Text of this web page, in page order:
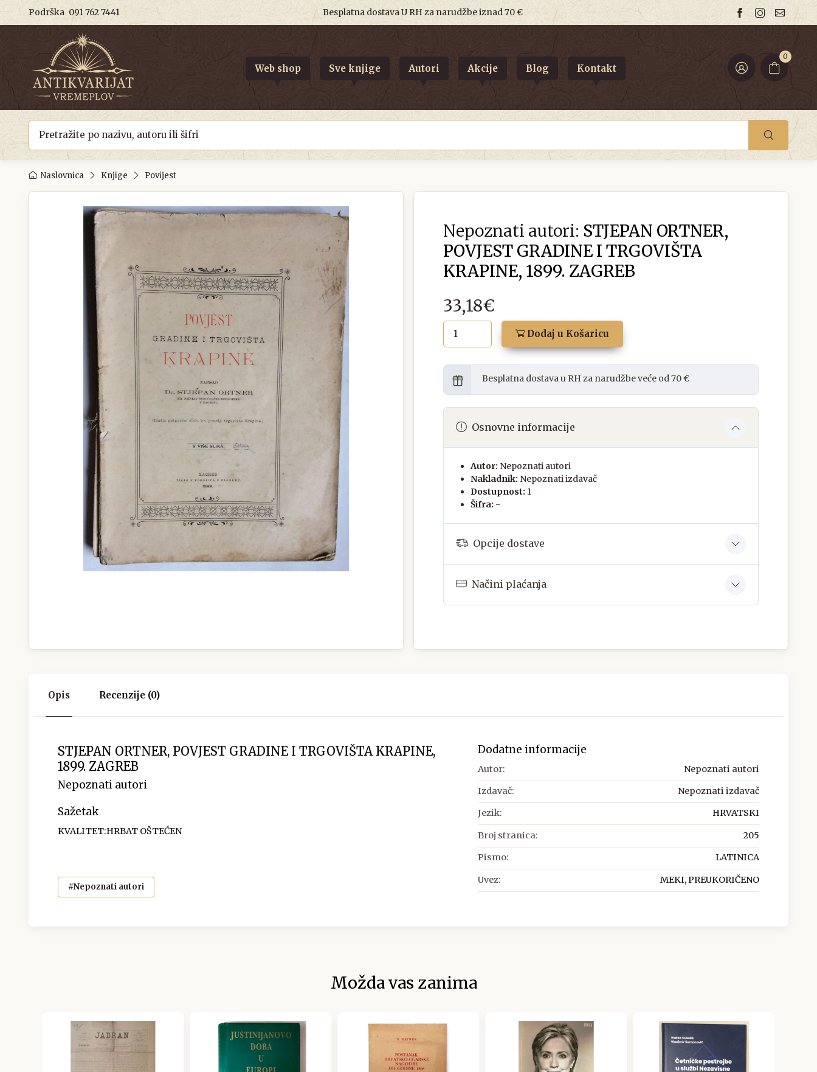
Podrška 091 762 7441 Besplatna dostava U RH za narudžbe iznad 70 €
0
Web shop Sve knjige Autori Akcije Blog Kontakt
Naslovnica Knjige Povijest
Nepoznati autori: STJEPAN ORTNER,
POVJEST GRADINE I TRGOVIŠTA
KRAPINE, 1899. ZAGREB
33,18€
Dodaj u Košaricu
Besplatna dostava u RH za narudžbe veće od 70 €
Osnovne informacije
Autor: Nepoznati autori
Nakladnik: Nepoznati izdavač
Dostupnost: 1
Šifra: -
Opcije dostave
Načini plaćanja
Opis Recenzije (0)
STJEPAN ORTNER, POVJEST GRADINE I TRGOVIŠTA KRAPINE,
1899. ZAGREB
Nepoznati autori
Sažetak
KVALITET:HRBAT OŠTEĆEN
#Nepoznati autori
Dodatne informacije
Autor: Nepoznati autori
Izdavač: Nepoznati izdavač
Jezik: HRVATSKI
Broj stranica: 205
Pismo: LATINICA
Uvez: MEKI, PREUKORIČENO
Možda vas zanima